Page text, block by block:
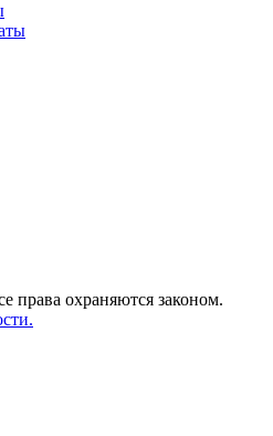
права охраняются законом.